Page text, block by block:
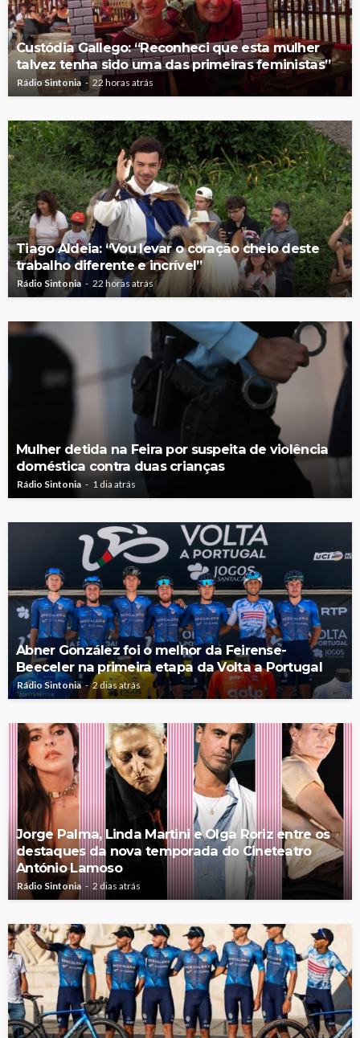
Custódia Gallego: “Reconheci que esta mulher
talvez tenha sido uma das primeiras feministas”
Rádio Sintonia 22 horas atrás
Tiago Aldeia: “Vou levar o coração cheio deste
trabalho diferente e incrível”
Rádio Sintonia 22 horas atrás
Mulher detida na Feira por suspeita de violência
doméstica contra duas crianças
Rádio Sintonia 1 dia atrás
Abner González foi o melhor da Feirense-
Beeceler na primeira etapa da Volta a Portugal
Rádio Sintonia 2 dias atrás
Jorge Palma, Linda Martini e Olga Roriz entre os
destaques da nova temporada do Cineteatro
António Lamoso
Rádio Sintonia 2 dias atrás